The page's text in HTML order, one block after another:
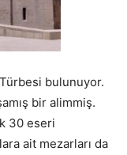
bulunuyor.
bir alimmiş.
30 eseri
ait mezarları da